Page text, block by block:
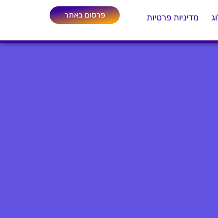
מדיניות פרטיות פרסום באתר